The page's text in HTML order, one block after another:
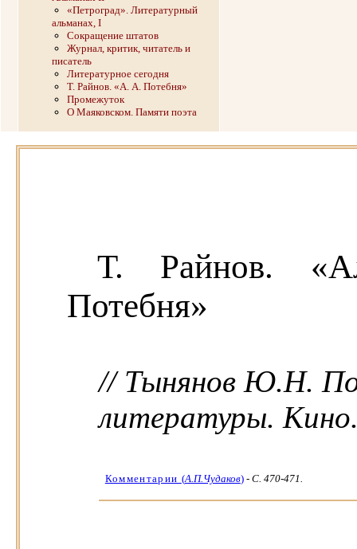
«Петроград». Литературный
альманах, I
Сокращение штатов
Журнал, критик, читатель и
писатель
Литературное сегодня
Т. Райнов. «А. А. Потебня»
Промежуток
О Маяковском. Памяти поэта
Т. Райнов.
Потебня»
// Тынянов Ю.Н.
литературы.
Комментарии (А.П.Чудаков)- C. 470-471.